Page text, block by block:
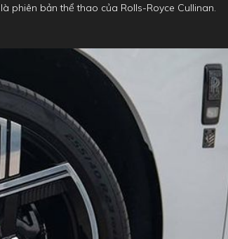
phiên bản thể thao của Rolls-Royce Cullinan.